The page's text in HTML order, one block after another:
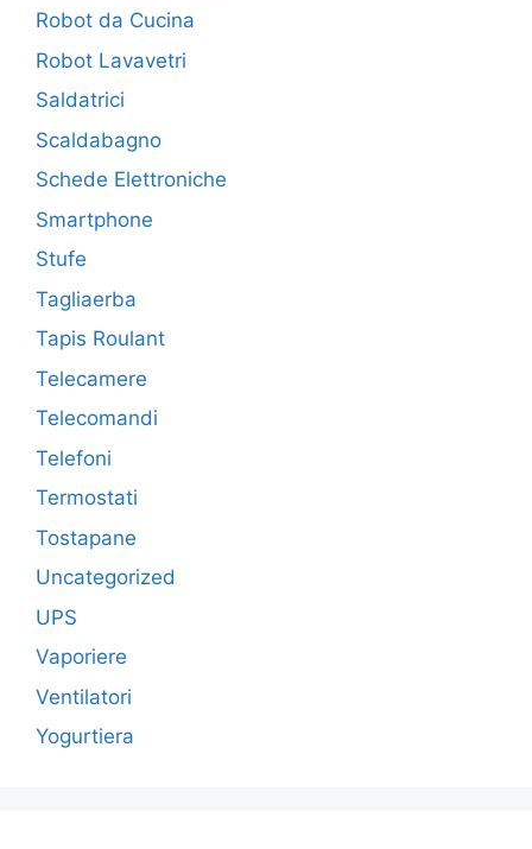
Robot da Cucina
Robot Lavavetri
Saldatrici
Scaldabagno
Schede Elettroniche
Smartphone
Stufe
Tagliaerba
Tapis Roulant
Telecamere
Telecomandi
Telefoni
Termostati
Tostapane
Uncategorized
UPS
Vaporiere
Ventilatori
Yogurtiera